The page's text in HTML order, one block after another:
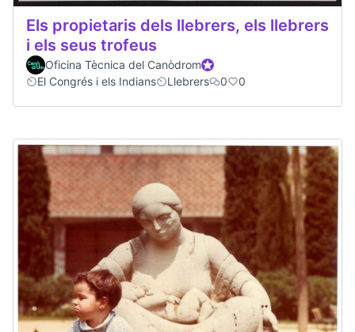
Els propietaris dels llebrers, els llebrers
i els seus trofeus
Oficina Tècnica del CanòdromOfficial participant
El Congrés i els Indians
Llebrers 0 0